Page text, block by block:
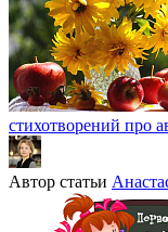
стихотворений про
Автор статьи